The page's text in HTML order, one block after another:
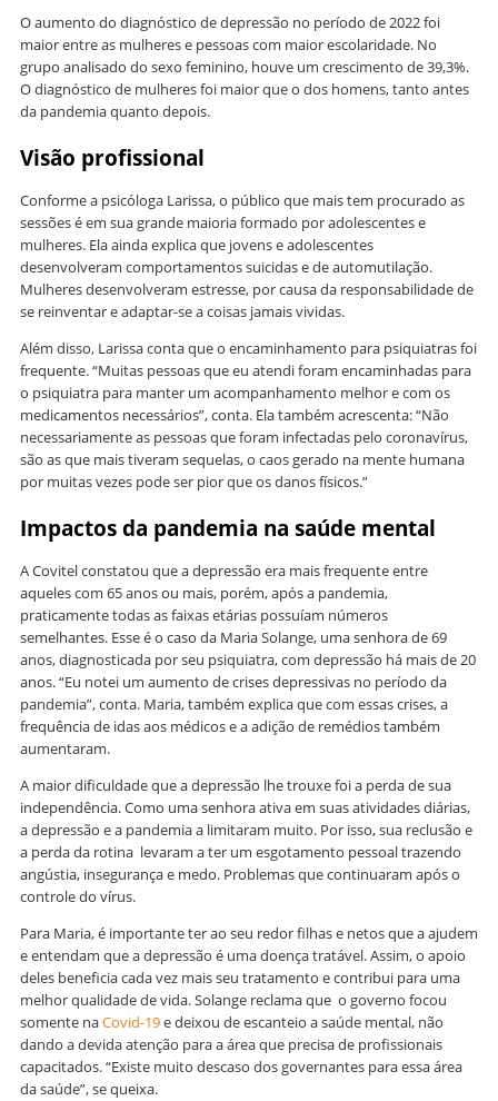
O aumento do diagnóstico de depressão no período de 2022 foi
maior entre as mulheres e pessoas com maior escolaridade. No
grupo analisado do sexo feminino, houve um crescimento de 39,3%.
O diagnóstico de mulheres foi maior que o dos homens, tanto antes
da pandemia quanto depois.
Visão profissional
Conforme a psicóloga Larissa, o público que mais tem procurado as
sessões é em sua grande maioria formado por adolescentes e
mulheres. Ela ainda explica que jovens e adolescentes
desenvolveram comportamentos suicidas e de automutilação.
Mulheres desenvolveram estresse, por causa da responsabilidade de
se reinventar e adaptar-se a coisas jamais vividas.
Além disso, Larissa conta que o encaminhamento para psiquiatras foi
frequente. “Muitas pessoas que eu atendi foram encaminhadas para
o psiquiatra para manter um acompanhamento melhor e com os
medicamentos necessários”, conta. Ela também acrescenta: “Não
necessariamente as pessoas que foram infectadas pelo coronavírus,
são as que mais tiveram sequelas, o caos gerado na mente humana
por muitas vezes pode ser pior que os danos físicos.”
Impactos da pandemia na saúde mental
A Covitel constatou que a depressão era mais frequente entre
aqueles com 65 anos ou mais, porém, após a pandemia,
praticamente todas as faixas etárias possuíam números
semelhantes. Esse é o caso da Maria Solange, uma senhora de 69
anos, diagnosticada por seu psiquiatra, com depressão há mais de 20
anos. “Eu notei um aumento de crises depressivas no período da
pandemia”, conta. Maria, também explica que com essas crises, a
frequência de idas aos médicos e a adição de remédios também
aumentaram.
A maior dificuldade que a depressão lhe trouxe foi a perda de sua
independência. Como uma senhora ativa em suas atividades diárias,
a depressão e a pandemia a limitaram muito. Por isso, sua reclusão e
a perda da rotina levaram a ter um esgotamento pessoal trazendo
angústia, insegurança e medo. Problemas que continuaram após o
controle do vírus.
Para Maria, é importante ter ao seu redor filhas e netos que a ajudem
e entendam que a depressão é uma doença tratável. Assim, o apoio
deles beneficia cada vez mais seu tratamento e contribui para uma
melhor qualidade de vida. Solange reclama que o governo focou
somente naCovid-19e deixou de escanteio a saúde mental, não
dando a devida atenção para a área que precisa de profissionais
capacitados. “Existe muito descaso dos governantes para essa área
da saúde”, se queixa.